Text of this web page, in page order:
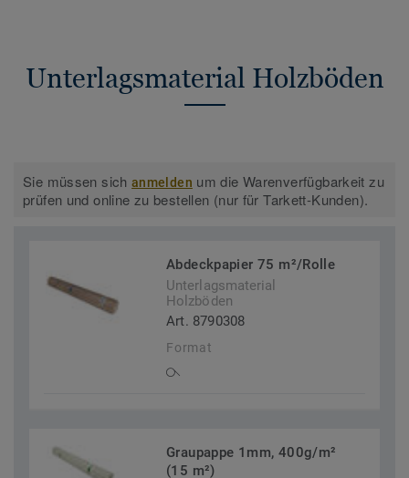
Unterlagsmaterial Holzböden
Sie müssen sichanmelden um die Warenverfügbarkeit zu
prüfen und online zu bestellen (nur für Tarkett-Kunden).
Abdeckpapier 75 m²/Rolle
Unterlagsmaterial
Holzböden
Art. 8790308
Format
Graupappe 1mm, 400g/m²
(15 m²)